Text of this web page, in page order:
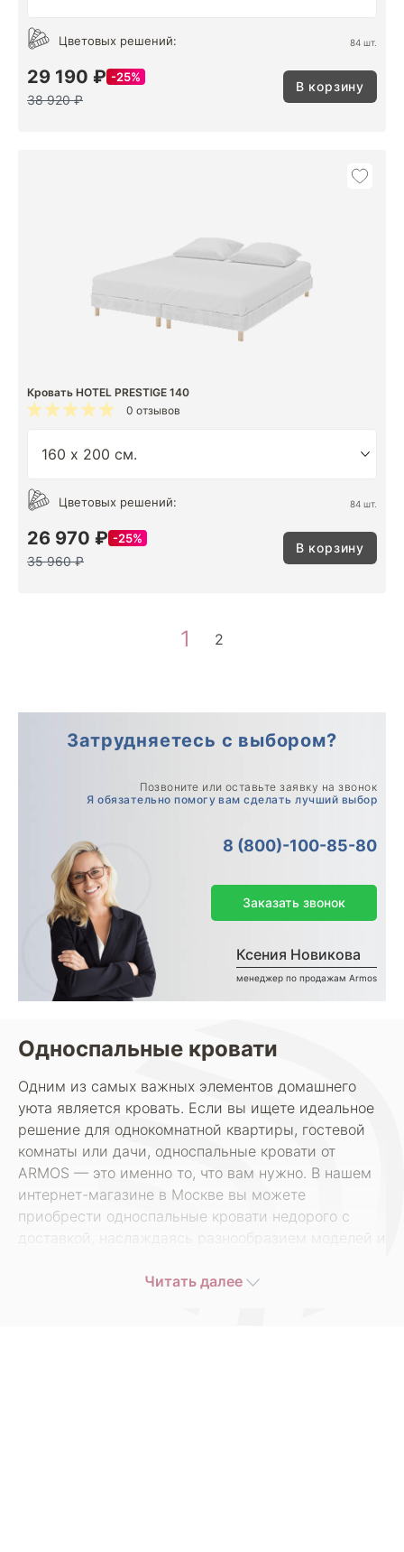
Цветовых решений: 84 шт.
29 190 ₽ 25%
38 920 ₽
В корзину
Кровать HOTEL PRESTIGE 140
0 отзывов
Цветовых решений: 84 шт.
26 970 ₽ 25%
35 960 ₽
В корзину
1 2
Затрудняетесь с выбором?
Позвоните или оставьте заявку на звонок
Я обязательно помогу вам сделать лучший выбор
8 (800)-100-85-80
Ксения Новикова
менеджер по продажам Armos
Заказать звонок
Односпальные кровати
Одним из самых важных элементов домашнего
уюта является кровать. Если вы ищете идеальное
решение для однокомнатной квартиры, гостевой
комнаты или дачи, односпальные кровати от
ARMOS — это именно то, что вам нужно. В нашем
интернет-магазине в Москве вы можете
приобрести односпальные кровати недорого с
доставкой, наслаждаясь разнообразием моделей и
Читать далее